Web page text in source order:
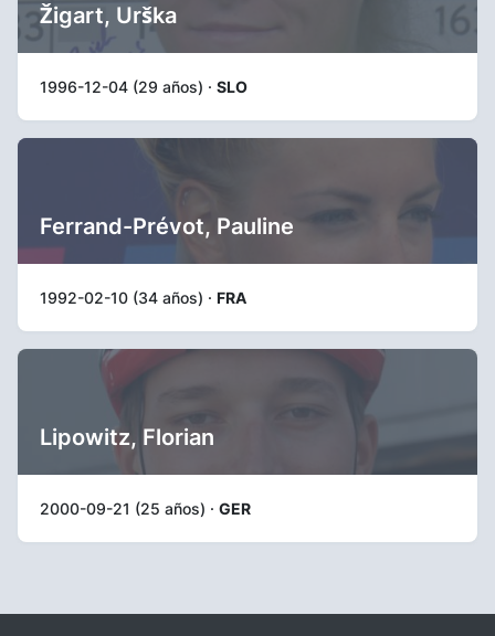
Žigart, Urška
1996-12-04 (29 años) · SLO
Ferrand-Prévot, Pauline
1992-02-10 (34 años) · FRA
Lipowitz, Florian
2000-09-21 (25 años) · GER